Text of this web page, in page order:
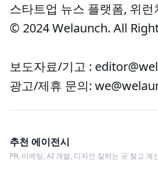
스타트업 뉴스 플랫폼, 위런
© 2024 Welaunch. All
보도자료/기고 :
광고/제휴 문의:
추천 에이전시
PR, 마케팅, AI 개발, 디자인 잘하는 곳 찾고 계